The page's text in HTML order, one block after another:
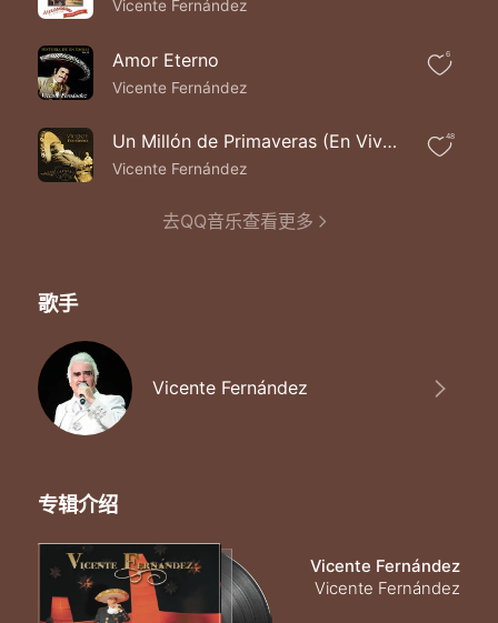
Vicente Fernández
Amor Eterno
Vicente Fernández
6
Un Millón de Primaveras (En Vivo|Un Azteca en el Azteca)
Vicente Fernández
48
去QQ音乐查看更多
歌手
Vicente Fernández
专辑介绍
Vicente Fernández
Vicente Fernández